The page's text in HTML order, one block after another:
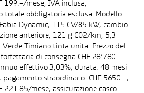
199.–/mese, IVA inclusa,
totale obbligatoria esclusa. Modello
Dynamic, 115 CV/85 kW, cambio
anteriore, 121 g CO2/km, 5,3
Timiano tinta unita. Prezzo del
di consegna CHF 28’780.–.
annuo effettivo 3,03%, durata: 48 mesi
pagamento straordinario: CHF 5650.–,
221.85/mese, assicurazione casco